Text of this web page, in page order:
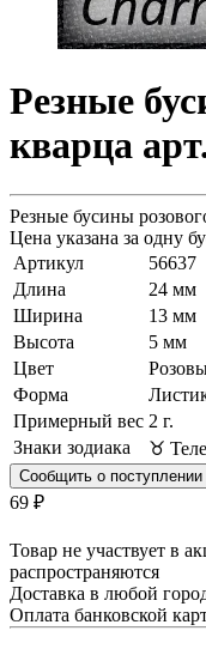
Резные
кварца
Резные бусины
Цена указана за одну
Артикул
56637
Длина
24 мм
Ширина
13 мм
Высота
5 мм
Цвет
Форма
Примерный вес 2 г.
Знаки зодиака
♉
Сообщить о поступлении
69 ₽
Товар не участвует в
распространяются
Доставка в любой
Оплата банковской